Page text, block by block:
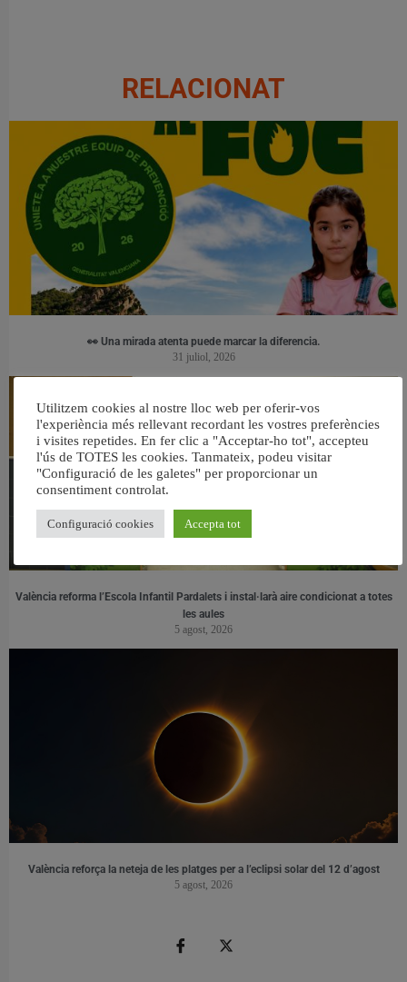
RELACIONAT
👀 Una mirada atenta puede marcar la diferencia.
31 juliol, 2026
València reforma l’Escola Infantil Pardalets i instal·larà aire condicionat a totes
les aules
5 agost, 2026
València reforça la neteja de les platges per a l’eclipsi solar del 12 d’agost
5 agost, 2026
Utilitzem cookies al nostre lloc web per oferir-vos
l'experiència més rellevant recordant les vostres preferències
i visites repetides. En fer clic a "Acceptar-ho tot", accepteu
l'ús de TOTES les cookies. Tanmateix, podeu visitar
"Configuració de les galetes" per proporcionar un
consentiment controlat.
Configuració cookies Accepta tot